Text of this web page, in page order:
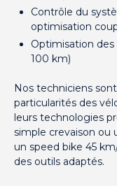
Contrôle du
optimisation
Optimisation
100 km)
Nos techniciens
particularités des
leurs technologies
simple crevaison ou
un speed bike 45
des outils adaptés.